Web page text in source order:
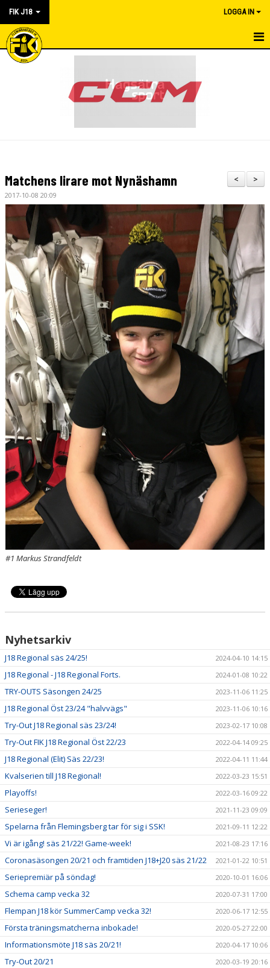
FIK J18 LOGGA IN
HEM
MATCHER
SEKRETERIAT
DOKUMENT
BILDGALLERI
>
<
Matchens lirare mot Nynäshamn
2017-10-08 20:09
#1 Markus Strandfeldt
Nyhetsarkiv
J18 Regional säs 24/25! 2024-04-10 14:15
J18 Regional - J18 Regional Forts. 2024-01-08 10:22
TRY-OUTS Säsongen 24/25 2023-11-06 11:25
J18 Regional Öst 23/24 "halvvägs" 2023-11-06 10:16
Try-Out J18 Regional säs 23/24! 2023-02-17 10:08
Try-Out FIK J18 Regional Öst 22/23 2022-04-14 09:25
J18 Regional (Elit) Säs 22/23! 2022-04-11 11:44
Kvalserien till J18 Regional! 2022-03-23 15:51
Playoffs! 2022-03-16 09:22
Serieseger! 2021-11-23 09:09
Spelarna från Flemingsberg tar för sig i SSK! 2021-09-11 12:22
Vi är igång! säs 21/22! Game-week! 2021-08-23 17:16
Coronasäsongen 20/21 och framtiden J18+J20 säs 21/22 2021-01-22 10:51
Seriepremiär på söndag! 2020-10-01 16:06
Schema camp vecka 32 2020-07-31 17:00
Flempan J18 kör SummerCamp vecka 32! 2020-06-17 12:55
Första träningsmatcherna inbokade! 2020-05-27 22:00
Informationsmöte J18 säs 20/21! 2020-04-17 10:06
Try-Out 20/21 2020-03-19 20:16